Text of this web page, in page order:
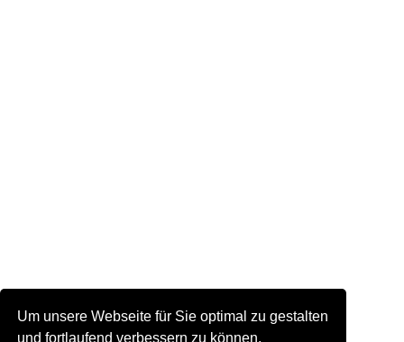
Um unsere Webseite für Sie optimal zu gestalten
und fortlaufend verbessern zu können,